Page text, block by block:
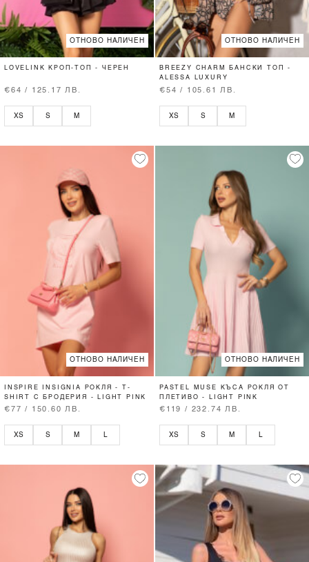
ОТНОВО НАЛИЧЕН
LOVELINK КРОП-ТОП - ЧЕРЕН
€64 / 125.17 ЛВ.
XS S M
ОТНОВО НАЛИЧЕН
BREEZY CHARM БАНСКИ ТОП -
ALESSA LUXURY
€54 / 105.61 ЛВ.
XS S M
ОТНОВО НАЛИЧЕН
INSPIRE INSIGNIA РОКЛЯ - T-
SHIRT С БРОДЕРИЯ - LIGHT PINK
€77 / 150.60 ЛВ.
XS S M L
ОТНОВО НАЛИЧЕН
PASTEL MUSE КЪСА РОКЛЯ ОТ
ПЛЕТИВО - LIGHT PINK
€119 / 232.74 ЛВ.
XS S M L